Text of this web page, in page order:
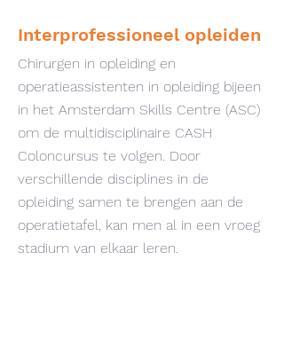
Interprofessioneel opleiden
Chirurgen in opleiding en
operatieassistenten in opleiding bijeen
in het Amsterdam Skills Centre (ASC)
om de multidisciplinaire CASH
Coloncursus te volgen. Door
verschillende disciplines in de
opleiding samen te brengen aan de
operatietafel, kan men al in een vroeg
stadium van elkaar leren.